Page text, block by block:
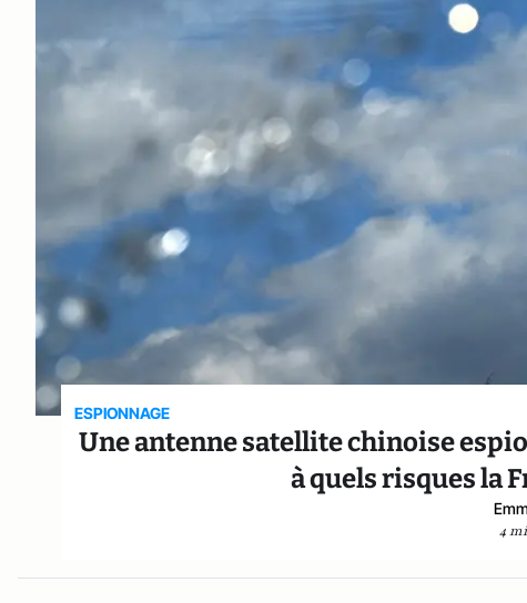
ESPIONNAGE
Une antenne satellite chinoise
à quels risques la
4